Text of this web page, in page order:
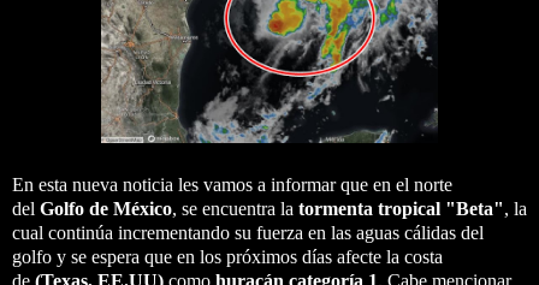
En esta nueva noticia les vamos a informar que en el norte
del Golfo de México, se encuentra la tormenta tropical "Beta", la
cual continúa incrementando su fuerza en las aguas cálidas del
golfo y se espera que en los próximos días afecte la costa